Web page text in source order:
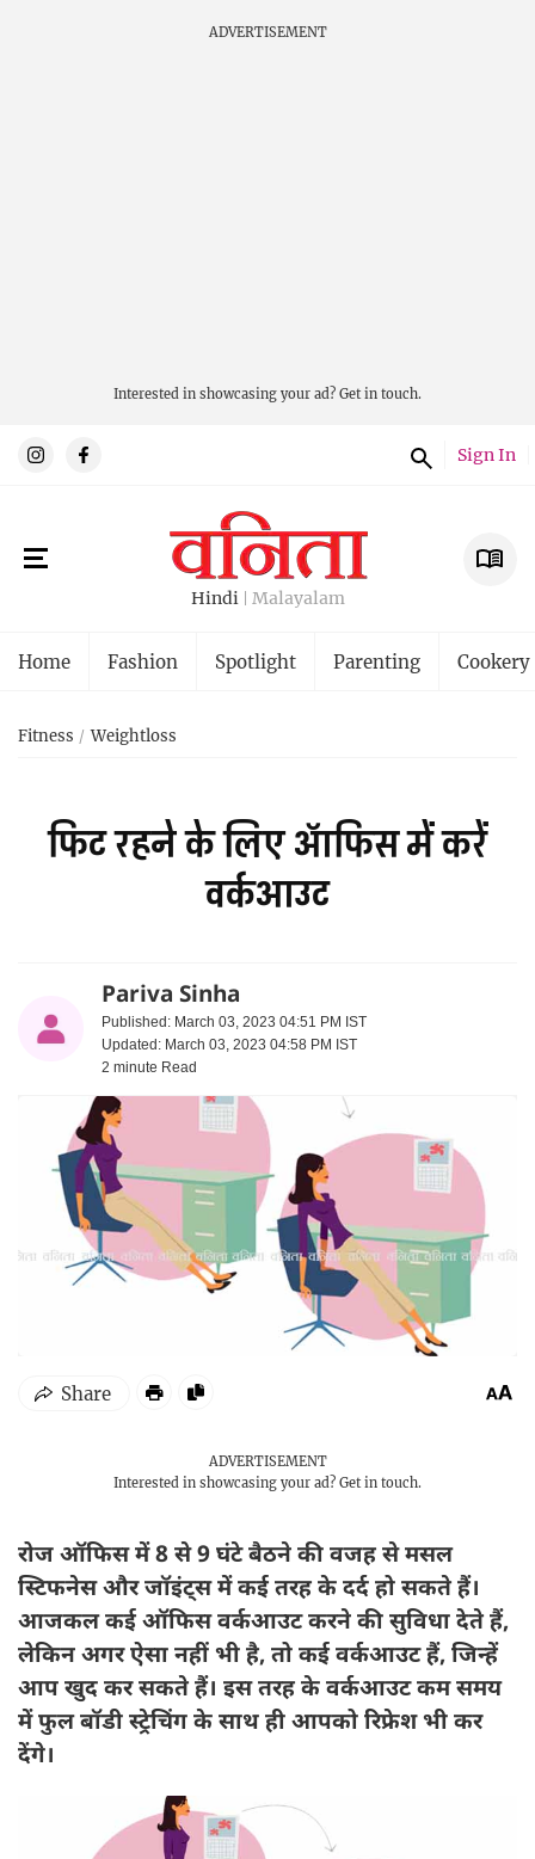
ADVERTISEMENT
Interested in showcasing your ad? Get in touch.
Sign In
Hindi Malayalam
Home Fashion Spotlight Parenting Cookery
Fitness Weightloss
फिट रहने के लिए ऑफिस में करें
वर्कआउट
Pariva Sinha
Published: March 03, 2023 04:51 PM IST
Updated: March 03, 2023 04:58 PM IST
2 minute Read
ADVERTISEMENT
Interested in showcasing your ad? Get in touch.
रोज ऑफिस में 8 से 9 घंटे बैठने की वजह से मसल
स्टिफनेस और जॉइंट्स में कई तरह के दर्द हो सकते हैं।
आजकल कई ऑफिस वर्कआउट करने की सुविधा देते हैं,
लेकिन अगर ऐसा नहीं भी है, तो कई वर्कआउट हैं, जिन्हें
आप खुद कर सकते हैं। इस तरह के वर्कआउट कम समय
में फुल बॉडी स्ट्रेचिंग के साथ ही आपको रिफ्रेश भी कर
देंगे।